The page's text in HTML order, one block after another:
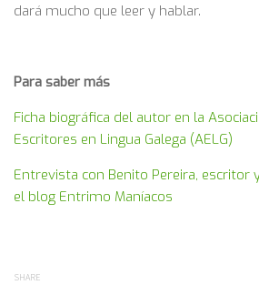
dará mucho que leer y hablar.
Para saber más
Ficha biográfica del autor en la
Escritores en Lingua Galega (AELG)
Entrevista con Benito Pereira, escritor
el blog Entrimo Maníacos
SHARE